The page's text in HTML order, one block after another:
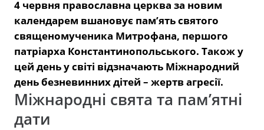
4 червня православна церква за новим
календарем вшановує пам’ять святого
священомученика Митрофана, першого
патріарха Константинопольського. Також у
цей день у світі відзначають Міжнародний
день безневинних дітей – жертв агресії.
Міжнародні свята та пам’ятні
дати